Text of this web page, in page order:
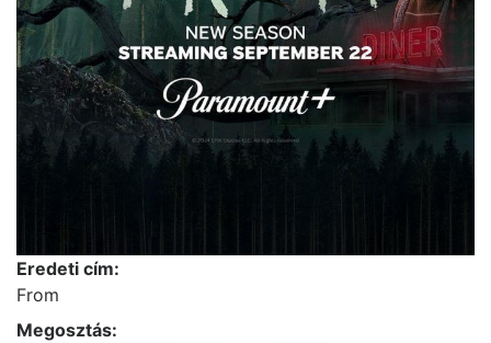
Eredeti cím:
From
Megosztás: